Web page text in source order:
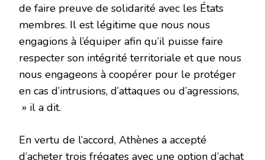
de faire preuve de solidarité avec les États
membres. Il est légitime que nous nous
engagions à l’équiper afin qu’il puisse faire
respecter son intégrité territoriale et que nous
nous engageons à coopérer pour le protéger
en cas d’intrusions, d’attaques ou d’agressions,
» il a dit.
En vertu de l’accord, Athènes a accepté
d’acheter trois frégates avec une option d’achat